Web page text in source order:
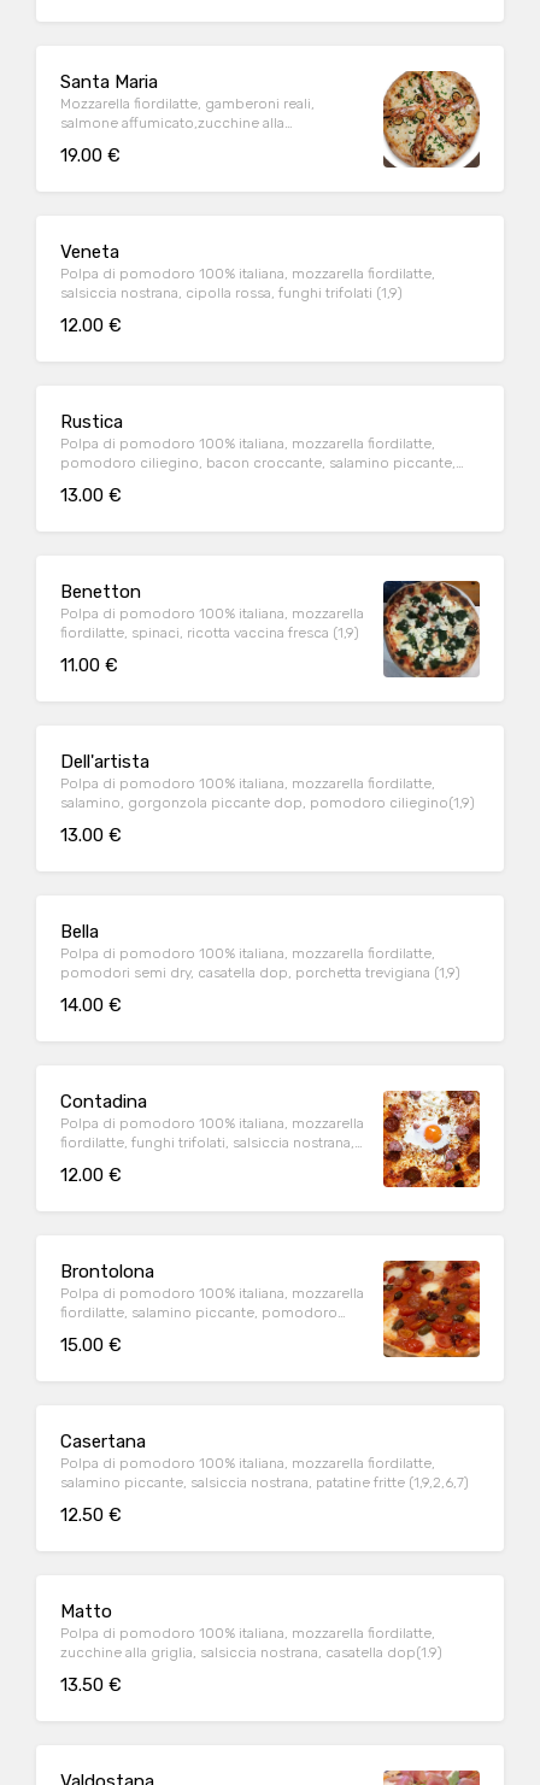
Santa Maria
Mozzarella fiordilatte, gamberoni reali,
salmone affumicato,zucchine alla
19.00 €
Veneta
Polpa di pomodoro 100% italiana, mozzarella fiordilatte,
salsiccia nostrana, cipolla rossa, funghi trifolati (1,9)
12.00 €
Rustica
Polpa di pomodoro 100% italiana, mozzarella fiordilatte,
pomodoro ciliegino, bacon croccante, salamino piccante,
13.00 €
Benetton
Polpa di pomodoro 100% italiana, mozzarella
fiordilatte, spinaci, ricotta vaccina fresca (1,9)
11.00 €
Dell'artista
Polpa di pomodoro 100% italiana, mozzarella fiordilatte,
salamino, gorgonzola piccante dop, pomodoro ciliegino(1,9)
13.00 €
Bella
Polpa di pomodoro 100% italiana, mozzarella fiordilatte,
pomodori semi dry, casatella dop, porchetta trevigiana (1,9)
14.00 €
Contadina
Polpa di pomodoro 100% italiana, mozzarella
fiordilatte, funghi trifolati, salsiccia nostrana,
12.00 €
Brontolona
Polpa di pomodoro 100% italiana, mozzarella
fiordilatte, salamino piccante, pomodoro
campana dop (1,9)
15.00 €
Casertana
Polpa di pomodoro 100% italiana, mozzarella fiordilatte,
salamino piccante, salsiccia nostrana, patatine fritte (1,9,2,6,7)
12.50 €
Matto
Polpa di pomodoro 100% italiana, mozzarella fiordilatte,
zucchine alla griglia, salsiccia nostrana, casatella dop(1.9)
13.50 €